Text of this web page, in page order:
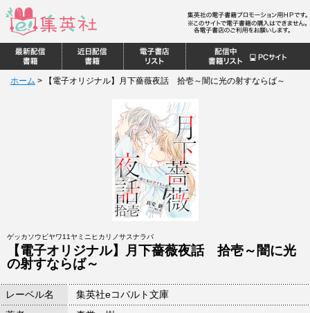
ホーム > 【電子オリジナル】月下薔薇夜話 拾壱～闇に光の射すならば～
ゲッカソウビヤワ11ヤミニヒカリノサスナラバ
【電子オリジナル】月下薔薇夜話 拾壱～闇に光
の射すならば～
レーベル名
集英社eコバルト文庫